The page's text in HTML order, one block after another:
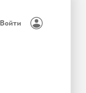
Войти